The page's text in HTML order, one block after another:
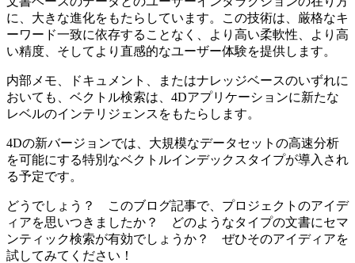
に、大きな進化をもたらしています。この技術は、厳格なキ
ーワード一致に依存することなく、より高い柔軟性、より高
い精度、そしてより直感的なユーザー体験を提供します。
内部メモ、ドキュメント、またはナレッジベースのいずれに
おいても、ベクトル検索は、4Dアプリケーションに新たな
レベルのインテリジェンスをもたらします。
4Dの新バージョンでは、大規模なデータセットの高速分析
を可能にする特別なベクトルインデックスタイプが導入され
る予定です。
どうでしょう？ このブログ記事で、プロジェクトのアイデ
ィアを思いつきましたか？ どのようなタイプの文書にセマ
ンティック検索が有効でしょうか？ ぜひそのアイディアを
試してみてください！